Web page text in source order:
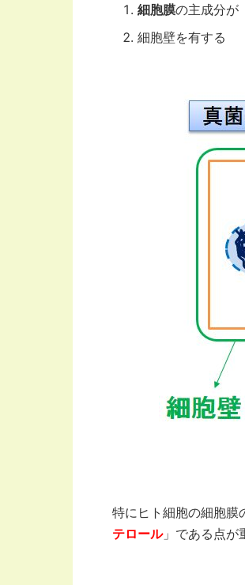
細胞膜の主成分が
細胞壁を有する
特にヒト細胞の細胞膜
テロール」である点が